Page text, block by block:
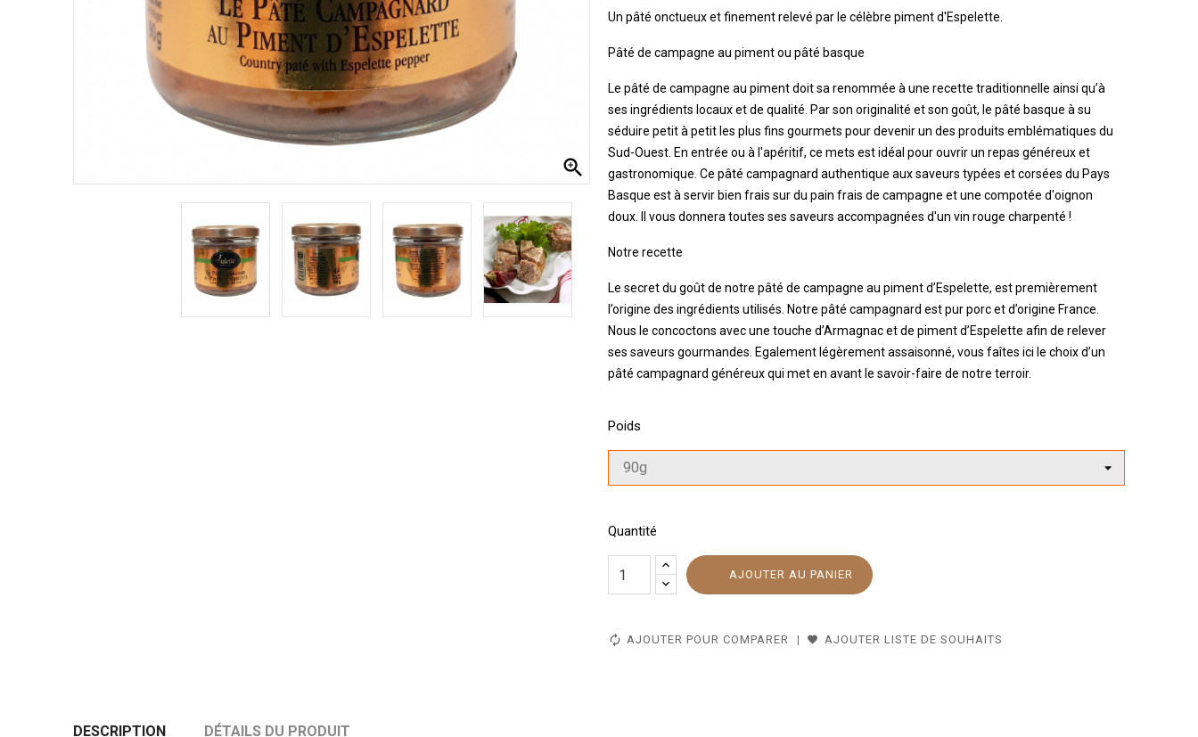

Un pâté onctueux et finement relevé par le célèbre piment d'Espelette.
Pâté de campagne au piment ou pâté basque
Le pâté de campagne au piment doit sa renommée à une recette traditionnelle ainsi qu’à
ses ingrédients locaux et de qualité. Par son originalité et son goût, le pâté basque à su
séduire petit à petit les plus fins gourmets pour devenir un des produits emblématiques du
Sud-Ouest. En entrée ou à l'apéritif, ce mets est idéal pour ouvrir un repas généreux et
gastronomique. Ce pâté campagnard authentique aux saveurs typées et corsées du Pays
Basque est à servir bien frais sur du pain frais de campagne et une compotée d'oignon
doux. Il vous donnera toutes ses saveurs accompagnées d'un vin rouge charpenté !
Notre recette
Le secret du goût de notre pâté de campagne au piment d’Espelette, est premièrement
l’origine des ingrédients utilisés. Notre pâté campagnard est pur porc et d’origine France.
Nous le concoctons avec une touche d’Armagnac et de piment d’Espelette afin de relever
ses saveurs gourmandes. Egalement légèrement assaisonné, vous faîtes ici le choix d’un
pâté campagnard généreux qui met en avant le savoir-faire de notre terroir.
Poids
Quantité
AJOUTER AU PANIER
AJOUTER POUR COMPARER AJOUTER LISTE DE SOUHAITS
DESCRIPTION DÉTAILS DU PRODUIT